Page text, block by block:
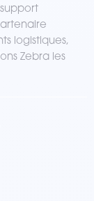
logistiques,
Zebra les